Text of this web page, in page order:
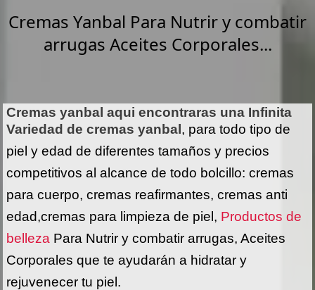
Cremas Yanbal Para Nutrir y combatir
arrugas Aceites Corporales...
Cremas yanbal aqui encontraras una Infinita
Variedad de cremas yanbal, para todo tipo de
piel y edad de diferentes tamaños y precios
competitivos al alcance de todo bolcillo: cremas
para cuerpo, cremas reafirmantes, cremas anti
edad,cremas para limpieza de piel, Productos de
belleza Para Nutrir y combatir arrugas, Aceites
Corporales que te ayudarán a hidratar y
rejuvenecer tu piel.